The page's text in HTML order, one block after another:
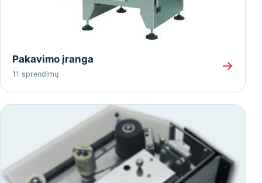
Pakavimo įranga
11 sprendimų
→